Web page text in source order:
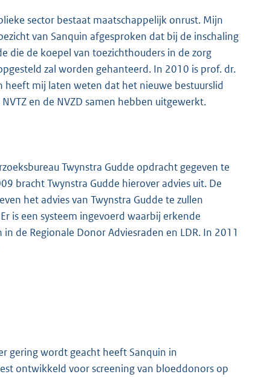
sector bestaat maatschappelijk onrust. Mijn
van Sanquin afgesproken dat bij de inschaling
die de koepel van toezichthouders in de zorg
zal worden gehanteerd. In 2010 is prof. dr.
heeft mij laten weten dat het nieuwe bestuurslid
en de NVZD samen hebben uitgewerkt.
Twynstra Gudde opdracht gegeven te
bracht Twynstra Gudde hierover advies uit. De
het advies van Twynstra Gudde te zullen
is een systeem ingevoerd waarbij erkende
de Regionale Donor Adviesraden en LDR. In 2011
gering wordt geacht heeft Sanquin in
ontwikkeld voor screening van bloeddonors op